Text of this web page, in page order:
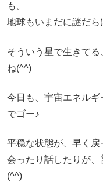
も。
地球もいまだに謎だら
そういう星で生きて
ね(^^)
今日も、宇宙エネル
でゴー♪
平穏な状態が、早く
会ったり話したりが
(^^)